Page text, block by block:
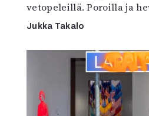
vetopeleillä. Poroilla ja
Jukka Takalo